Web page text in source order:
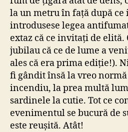
la un metru în față după ce
introdusese legea
extaz că ce invitați de
jubilau că ce de lume a
ales că era prima ediție!).
fi gândit însă la vreo
incendiu, la prea multă
sardinele la cutie. Tot ce
evenimentul se bucură de
este reușită. Atât!